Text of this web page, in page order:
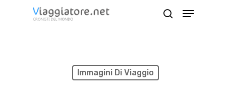
Menu
Immagini Di Viaggio